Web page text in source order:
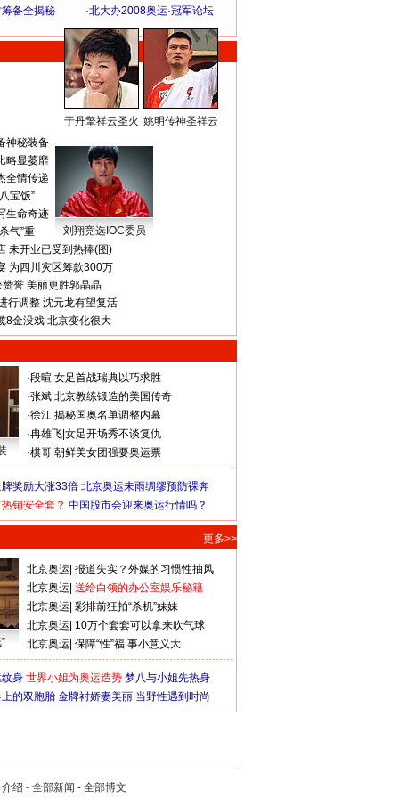
备全揭秘 ·北大办2008奥运·冠军论坛
于丹擎祥云圣火 姚明传神圣祥云
神秘装备
略显萎靡
全情传递
宝饭”
生命奇迹
气”重
刘翔竞选IOC委员
未开业已受到热捧(图)
为四川灾区筹款300万
赞誉 美丽更胜郭晶晶
行调整 沈元龙有望复活
8金没戏 北京变化很大
·段暄 女足首战瑞典以巧求胜
·张斌 北京教练锻造的美国传奇
·徐江 揭秘国奥名单调整内幕
·冉雄飞 女足开场秀不谈复仇
·棋哥 朝鲜美女团强要奥运票
奖励大涨33倍 北京奥运未雨绸缪预防裸奔
销安全套？ 中国股市会迎来奥运行情吗？
更多>>
北京奥运 报道失实？外媒的习惯性抽风
北京奥运 送给白领的办公室娱乐秘籍
北京奥运 彩排前狂拍“杀机”妹妹
北京奥运 10万个套套可以拿来吹气球
北京奥运 保障“性”福 事小意义大
身 世界小姐为奥运造势 梦八与小姐先热身
的双胞胎 金牌衬娇妻美丽 当野性遇到时尚
绍 - 全部新闻 - 全部博文